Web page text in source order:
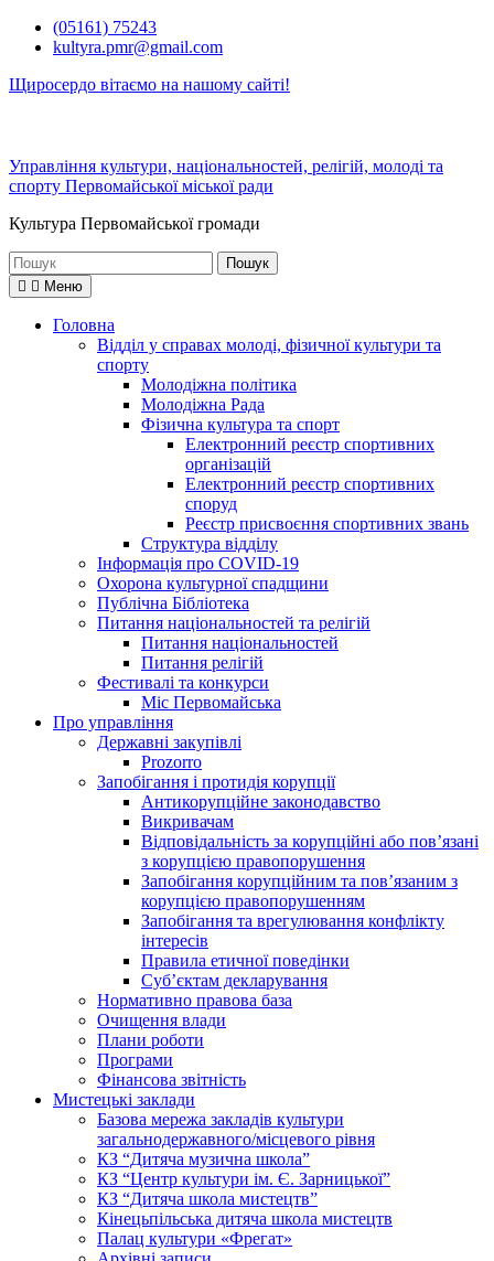
Перейти(05161) 75243
kultyra.pmr@gmail.com
Щиросердо вітаємо на нашому сайті!
Управління культури, національностей, релігій, молоді та
спорту Первомайської міської ради
Культура Первомайcької громади
Шукати:
Меню
Головна
Відділ у справах молоді, фізичної культури та
спорту
Молодіжна політика
Молодіжна Рада
Фізична культура та спорт
Електронний реєстр спортивних
організацій
Електронний реєстр спортивних
споруд
Реєстр присвоєння спортивних звань
Структура відділу
Інформація про COVID-19
Охорона культурної спадщини
Публічна Бібліотека
Питання національностей та релігій
Питання національностей
Питання релігій
Фестивалі та конкурси
Міс Первомайська
Про управління
Державні закупівлі
Prozorro
Запобігання і протидія корупції
Антикорупційне законодавство
Викривачам
Відповідальність за корупційні або пов’язані
з корупцією правопорушення
Запобігання корупційним та пов’язаним з
корупцією правопорушенням
Запобігання та врегулювання конфлікту
інтересів
Правила етичної поведінки
Суб’єктам декларування
Нормативно правова база
Очищення влади
Плани роботи
Програми
Фінансова звітність
Мистецькі заклади
Базова мережа закладів культури
загальнодержавного/місцевого рівня
КЗ “Дитяча музична школа”
КЗ “Центр культури ім. Є. Зарницької”
КЗ “Дитяча школа мистецтв”
Кінецьпільська дитяча школа мистецтв
Палац культури «Фрегат»